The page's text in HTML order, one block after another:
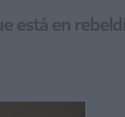
está en